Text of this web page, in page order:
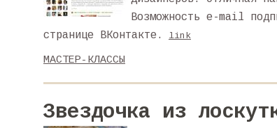
Возможность e-mail
странице ВКонтакте.
link
МАСТЕР-КЛАССЫ
Звездочка из